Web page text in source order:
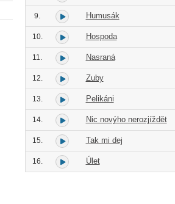
9. Humusák
10. Hospoda
11. Nasraná
12. Zuby
13. Pelikáni
14. Nic novýho nerozjíždět
15. Tak mi dej
16. Úlet